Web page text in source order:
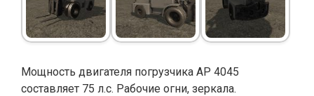
Мощность двигателя погрузчика AP 4045
составляет 75 л.с. Рабочие огни, зеркала.